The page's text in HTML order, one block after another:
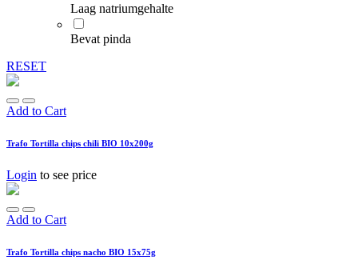
Laag natriumgehalte
Bevat pinda
RESET
Add to Cart
Trafo Tortilla chips chili BIO 10x200g
Login to see price
Add to Cart
Trafo Tortilla chips nacho BIO 15x75g